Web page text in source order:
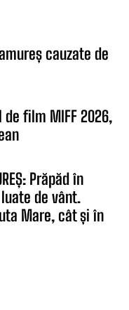
cauzate de
de film MIFF 2026,
Prăpăd în
de vânt.
Mare, cât și în